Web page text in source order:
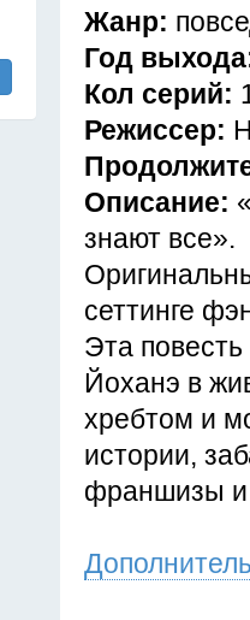
Жанр:
Год
Кол серий:
Режиссер:
Описание:
знают все».
сеттинге
Эта
Йоханэ в
хребтом и
истории,
франшизы и